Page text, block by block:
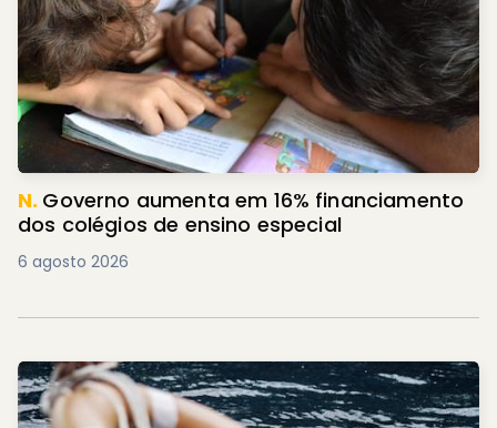
N. Governo aumenta em 16% financiamento
dos colégios de ensino especial
6 agosto 2026